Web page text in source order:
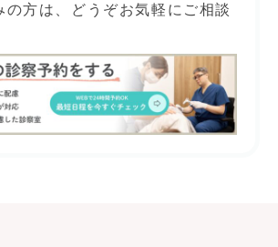
の方は、どうぞお気軽にご相談